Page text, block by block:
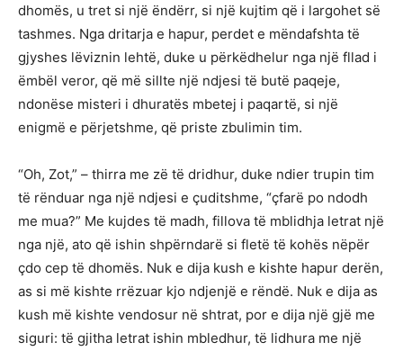
dhomës, u tret si një ëndërr, si një kujtim që i largohet së
tashmes. Nga dritarja e hapur, perdet e mëndafshta të
gjyshes lëviznin lehtë, duke u përkëdhelur nga një fllad i
ëmbël veror, që më sillte një ndjesi të butë paqeje,
ndonëse misteri i dhuratës mbetej i paqartë, si një
enigmë e përjetshme, që priste zbulimin tim.
“Oh, Zot,” – thirra me zë të dridhur, duke ndier trupin tim
të rënduar nga një ndjesi e çuditshme, “çfarë po ndodh
me mua?” Me kujdes të madh, fillova të mblidhja letrat një
nga një, ato që ishin shpërndarë si fletë të kohës nëpër
çdo cep të dhomës. Nuk e dija kush e kishte hapur derën,
as si më kishte rrëzuar kjo ndjenjë e rëndë. Nuk e dija as
kush më kishte vendosur në shtrat, por e dija një gjë me
siguri: të gjitha letrat ishin mbledhur, të lidhura me një